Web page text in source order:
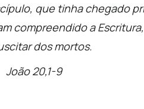
que tinha chegado
compreendido a
dos mortos.
João 20,1-9